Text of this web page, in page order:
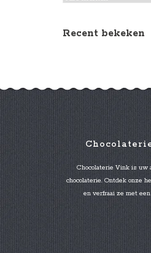
Recent bekeken
Chocolaterie Vink is uw
chocolaterie. Ontdek onze
en verfraai ze met een